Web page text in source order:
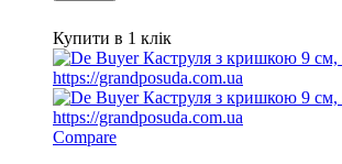
Купити в 1 клік
Compare